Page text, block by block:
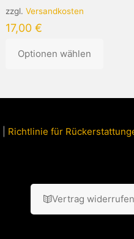
zzgl. Versandkosten
17,00 €
Optionen wählen
Varianten
Produktseite
Richtlinie für
Vertrag widerrufen